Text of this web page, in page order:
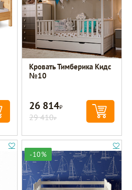
Кровать Тимберика Кидс
№10
26 814Р
29 410Р
-10%